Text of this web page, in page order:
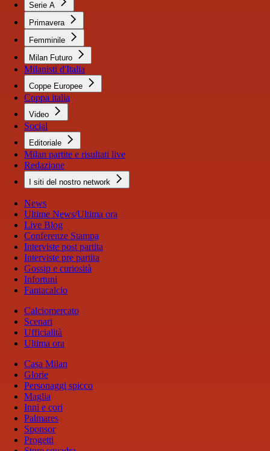
Serie A
Primavera
Femminile
Milan Futuro
Milanisti d'Italia
Coppe Europee
Coppa italia
Video
Social
Editoriale
Milan partite e risultati live
Redazione
I siti del nostro network
News
Ultime News/Ultima ora
Live Blog
Conferenze Stampa
Interviste post partita
Interviste pre partita
Gossip e curiosità
Infortuni
Fantacalcio
Calciomercato
Scenari
Ufficialità
Ultima ora
Casa Milan
Glorie
Personaggi spicco
Maglia
Inni e cori
Palmares
Sponsor
Progetti